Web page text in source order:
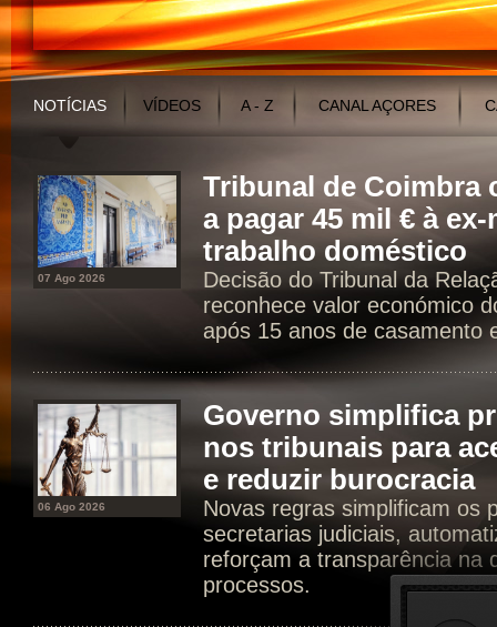
NOTÍCIAS VÍDEOS A - Z CANAL AÇORES
07 Ago 2026
Tribunal de Coimbra
a pagar 45 mil € à
trabalho doméstico
Decisão do Tribunal da
reconhece valor económico
após 15 anos de casamento
06 Ago 2026
Governo simplifica
nos tribunais para
e reduzir burocracia
Novas regras simplificam os
secretarias judiciais,
reforçam a transparência na
processos.